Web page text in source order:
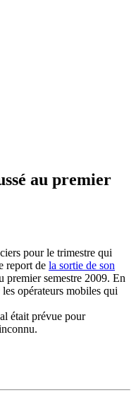
au premier
pour le trimestre qui
report de la sortie de son
premier semestre 2009. En
opérateurs mobiles qui
était prévue pour